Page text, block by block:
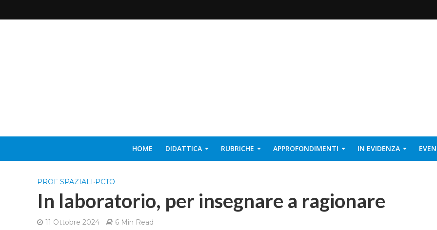
HOME DIDATTICA RUBRICHE APPROFONDIMENTI IN EVIDENZA
PROF SPAZIALI•PCTO
In laboratorio, per insegnare a ragionare
11 Ottobre 2024 6 Min Read